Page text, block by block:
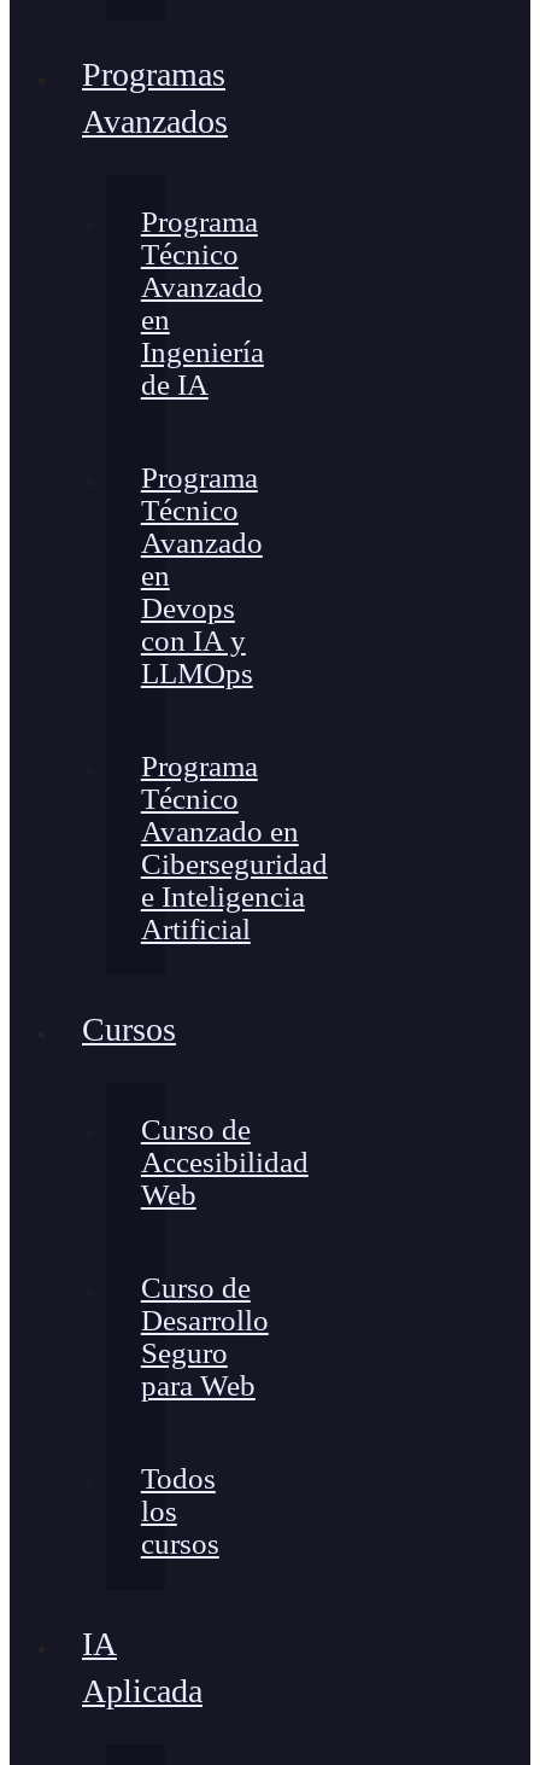
Programas
Avanzados
Programa
Técnico
Avanzado
en
Ingeniería
de IA
Programa
Técnico
Avanzado
en
Devops
con IA y
LLMOps
Programa
Técnico
Avanzado en
Ciberseguridad
e Inteligencia
Artificial
Cursos
Curso de
Accesibilidad
Web
Curso de
Desarrollo
Seguro
para Web
Todos
los
cursos
IA
Aplicada